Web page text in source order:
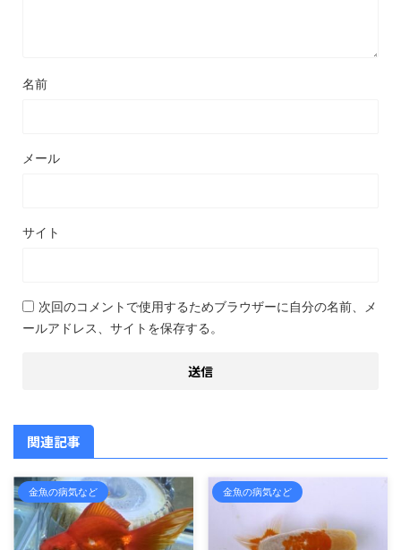
名前
メール
サイト
次回のコメントで使用するためブラウザーに自分の名前、メ
ールアドレス、サイトを保存する。
関連記事
金魚の病気など 金魚の病気など